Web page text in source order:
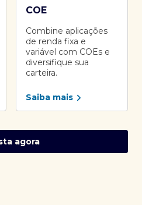
COE
Combine aplicações
de renda fixa e
variável com COEs e
diversifique sua
carteira.
Saiba mais
agora